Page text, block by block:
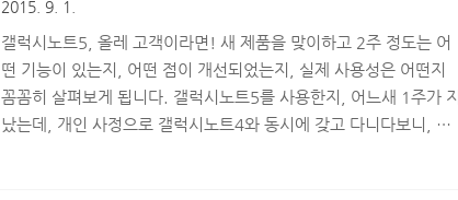
방을 만들어 업무 지시를 하는 센스 없는 회사, 센스 없는 팀이 있다
고 합니다. 이런 경우, 이중 생활(?)을 위해 스마트폰..
2015. 9. 1.
갤럭시노트5, 올레 고객이라면! 새 제품을 맞이하고 2주 정도는 어
떤 기능이 있는지, 어떤 점이 개선되었는지, 실제 사용성은 어떤지
꼼꼼히 살펴보게 됩니다. 갤럭시노트5를 사용한지, 어느새 1주가 지
났는데, 개인 사정으로 갤럭시노트4와 동시에 갖고 다니다보니, 예